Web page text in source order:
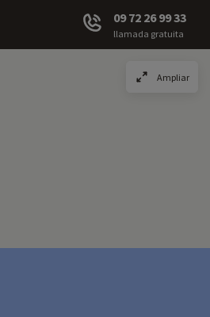
09 72 26 99 33
llamada gratuita
Ampliar